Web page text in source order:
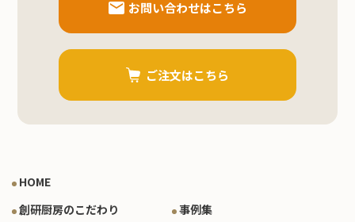
お問い合わせはこちら
ご注文はこちら
HOME
創研厨房のこだわり
事例集